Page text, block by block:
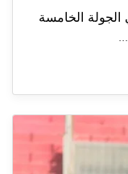
على جويا الرياضي 2-1، في الجولة الخامسة